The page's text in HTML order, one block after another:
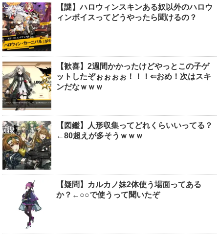
【謎】ハロウィンスキンある奴以外のハロウ
ィンボイスってどうやったら聞けるの？
【歓喜】2週間かかったけどやっとこの子ゲ
ットしたぞぉぉぉぉ！！！⇐おめ！次はスキ
ンだなｗｗｗ
【図鑑】人形収集ってどれくらいいってる？
←80超えが多そうｗｗｗ
【疑問】カルカノ妹2体使う場面ってある
か？←○○で使うって聞いたぞ